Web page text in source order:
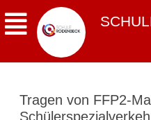
Tragen von FFP2-